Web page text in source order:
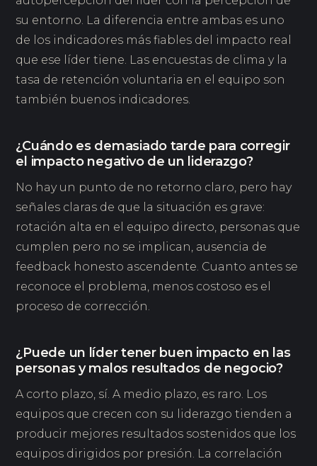
su entorno. La diferencia entre ambas es uno
de los indicadores más fiables del impacto real
que ese líder tiene. Las encuestas de clima y la
tasa de retención voluntaria en el equipo son
también buenos indicadores.
¿Cuándo es demasiado tarde para corregir
el impacto negativo de un liderazgo?
No hay un punto de no retorno claro, pero hay
señales claras de que la situación es grave:
rotación alta en el equipo directo, personas que
cumplen pero no se implican, ausencia de
feedback honesto ascendente. Cuanto antes se
reconoce el problema, menos costoso es el
proceso de corrección.
¿Puede un líder tener buen impacto en las
personas y malos resultados de negocio?
A corto plazo, sí. A medio plazo, es raro. Los
equipos que crecen con su liderazgo tienden a
producir mejores resultados sostenidos que los
equipos dirigidos por presión. La correlación